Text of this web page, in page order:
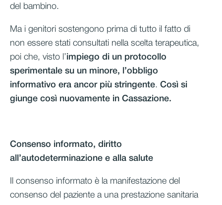
del bambino.
Ma i genitori sostengono prima di tutto il fatto di
non essere stati consultati nella scelta terapeutica,
poi che, visto l’impiego di un protocollo
sperimentale su un minore, l’obbligo
informativo era ancor più stringente. Così si
giunge così nuovamente in Cassazione.
Consenso informato, diritto
all’autodeterminazione e alla salute
Il consenso informato è la manifestazione del
consenso del paziente a una prestazione sanitaria